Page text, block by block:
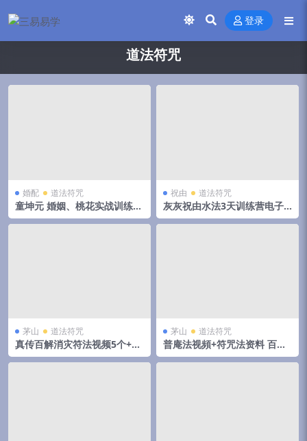
登录
道法符咒
婚配 道法符咒
童坤元 婚姻、桃花实战训练营
20集 百度网盘下载
祝由 道法符咒
灰灰祝由水法3天训练营电子
文档笔记
茅山 道法符咒
真传百解消灾符法视频5个+图
片 百度网盘下载！
茅山 道法符咒
普庵法视頻+符咒法资料 百度
网盘下载